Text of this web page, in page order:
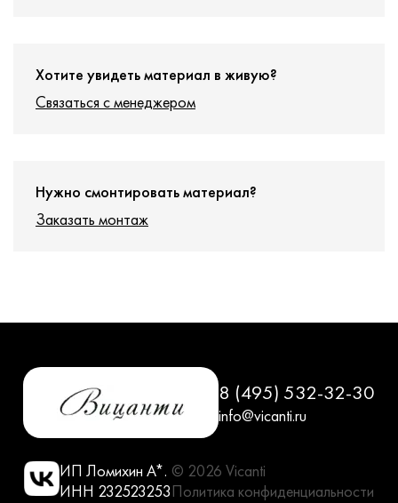
Хотите увидеть материал в живую?
Связаться с менеджером
Нужно смонтировать материал?
Заказать монтаж
8 (495) 532-32-30
info@vicanti.ru
ИП Ломихин А*.
ИНН 232523253
© 2026 Vicanti
Политика конфиденциальности